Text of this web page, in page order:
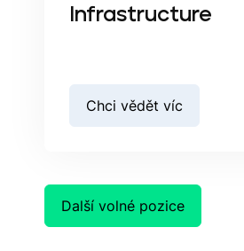
Infrastructure
Chci vědět víc
Další volné pozice